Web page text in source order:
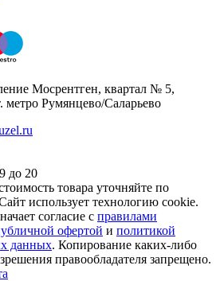
Мосрентген, квартал № 5,
Румянцево/Саларьево
до 20
товара уточняйте по
использует технологию cookie.
согласие с правилами
офертой и политикой
данных. Копирование каких-либо
правообладателя запрещено.